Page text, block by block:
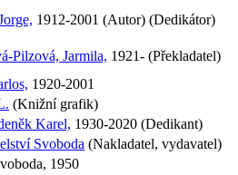
1912-2001 (Autor) (Dedikátor)
Pilzová, Jarmila, 1921- (Překladatel)
1920-2001
(Knižní grafik)
Karel, 1930-2020 (Dedikant)
Svoboda (Nakladatel, vydavatel)
1950